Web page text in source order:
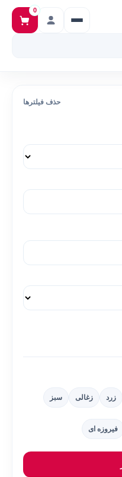
0
حذف فیلترها
زرد زغالی سبز
فیروزه ای